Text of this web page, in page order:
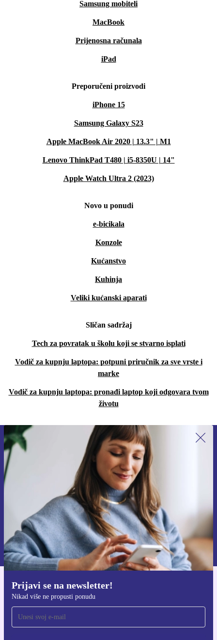
Samsung mobiteli
MacBook
Prijenosna računala
iPad
Preporučeni proizvodi
iPhone 15
Samsung Galaxy S23
Apple MacBook Air 2020 | 13.3" | M1
Lenovo ThinkPad T480 | i5-8350U | 14"
Apple Watch Ultra 2 (2023)
Novo u ponudi
e-bicikala
Konzole
Kućanstvo
Kuhinja
Veliki kućanski aparati
Sličan sadržaj
Tech za povratak u školu koji se stvarno isplati
Vodič za kupnju laptopa: potpuni priručnik za sve vrste i
marke
Vodič za kupnju laptopa: pronađi laptop koji odgovara tvom
životu
Prijavi se na newsletter!
Nikad više ne propusti ponudu
Prijavi se na newsletter!
Nikad više ne propusti ponudu.
Zatraži kupon
Informacije o korištenju osobnih podataka možeš pronaći u našim
Pravilima privatnosti.
Preuzmi refurbed aplikaciju
Za iOS i Android